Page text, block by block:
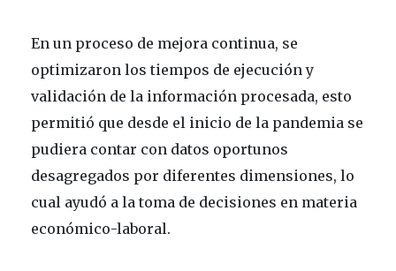
En un proceso de mejora continua, se
optimizaron los tiempos de ejecución y
validación de la información procesada, esto
permitió que desde el inicio de la pandemia se
pudiera contar con datos oportunos
desagregados por diferentes dimensiones, lo
cual ayudó a la toma de decisiones en materia
económico-laboral.